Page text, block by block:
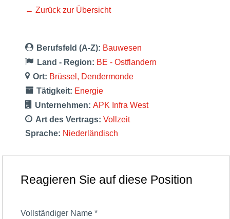
← Zurück zur Übersicht
Berufsfeld (A-Z): Bauwesen
Land - Region: BE - Ostflandern
Ort: Brüssel
Dendermonde
Tätigkeit: Energie
Unternehmen: APK Infra West
Art des Vertrags: Vollzeit
Sprache: Niederländisch
Reagieren Sie auf diese Position
Vollständiger Name*